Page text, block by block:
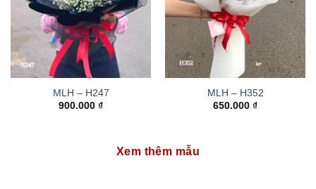
MLH – H247
900.000 ₫
MLH – H352
650.000 ₫
Xem thêm mẫu